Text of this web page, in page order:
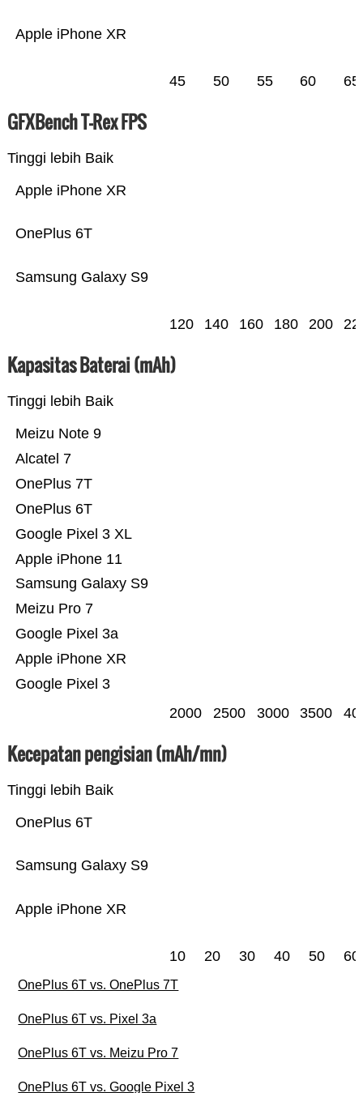
Apple iPhone XR
45 50 55 60 65
GFXBench T-Rex FPS
Tinggi lebih Baik
Samsung Galaxy S9
OnePlus 6T
Apple iPhone XR
120 140 160 180 200
Kapasitas Baterai (mAh)
Tinggi lebih Baik
Google Pixel 3
Apple iPhone XR
Google Pixel 3a
Meizu Pro 7
Samsung Galaxy S9
Apple iPhone 11
Google Pixel 3 XL
OnePlus 6T
OnePlus 7T
Alcatel 7
Meizu Note 9
2000 2500 3000 3500
Kecepatan pengisian (mAh/mn)
Tinggi lebih Baik
Apple iPhone XR
Samsung Galaxy S9
OnePlus 6T
10 20 30 40 50 60
OnePlus 6T vs. OnePlus 7T
OnePlus 6T vs. Pixel 3a
OnePlus 6T vs. Meizu Pro 7
OnePlus 6T vs. Google Pixel 3